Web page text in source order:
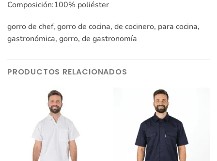
Composición:100% poliéster
gorro de chef, gorro de cocina, de cocinero, para cocina,
gastronómica, gorro, de gastronomía
PRODUCTOS RELACIONADOS